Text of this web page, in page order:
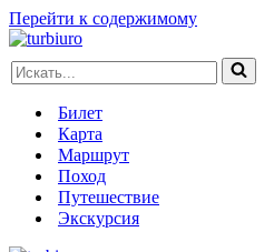
Перейти к содержимому
Искать...
Билет
Карта
Маршрут
Поход
Путешествие
Экскурсия